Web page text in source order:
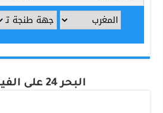
البحر 24 على الفيسبوك